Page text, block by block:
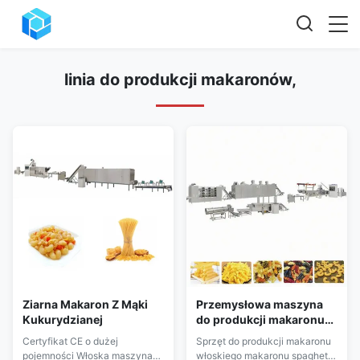
linia do produkcji makaronów,
Ziarna Makaron Z Mąki
Kukurydzianej
Certyfikat CE o dużej
pojemności Włoska maszyna
Przemysłowa maszyna
do produkcji makaronu
CE ISO
Sprzęt do produkcji makaronu
włoskiego makaronu spaghetti